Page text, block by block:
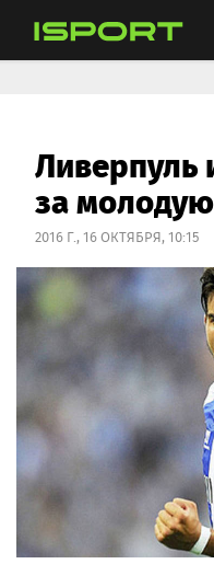
Ливерпуль
за
2016 Г., 16 ОКТЯБРЯ, 10:15